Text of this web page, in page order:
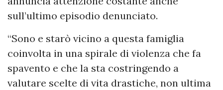
sull’ultimo episodio denunciato.
“Sono e starò vicino a questa famiglia
coinvolta in una spirale di violenza che fa
spavento e che la sta costringendo a
valutare scelte di vita drastiche, non ultima